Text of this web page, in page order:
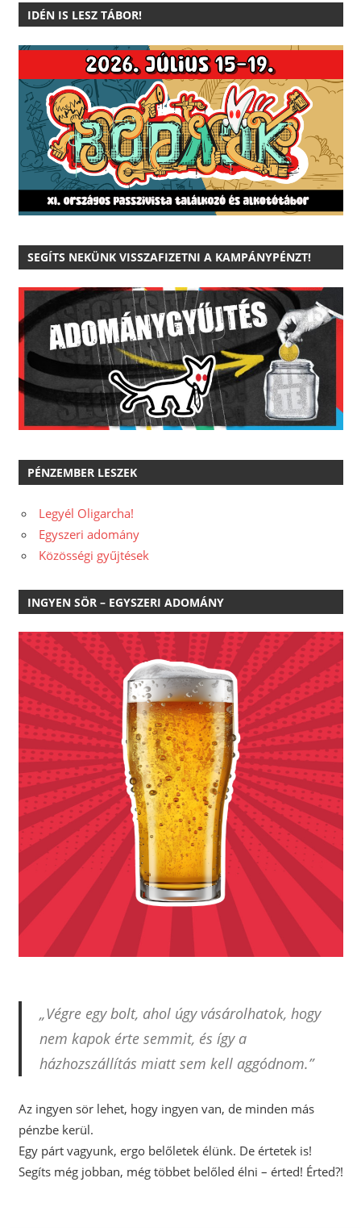
IDÉN IS LESZ TÁBOR!
SEGÍTS NEKÜNK VISSZAFIZETNI A KAMPÁNYPÉNZT!
PÉNZEMBER LESZEK
Legyél Oligarcha!
Egyszeri adomány
Közösségi gyűjtések
INGYEN SÖR – EGYSZERI ADOMÁNY
„Végre egy bolt, ahol úgy vásárolhatok, hogy
nem kapok érte semmit, és így a
házhozszállítás miatt sem kell aggódnom.”
Az ingyen sör lehet, hogy ingyen van, de minden más
pénzbe kerül.
Egy párt vagyunk, ergo belőletek élünk. De értetek is!
Segíts még jobban, még többet belőled élni – érted! Érted?!